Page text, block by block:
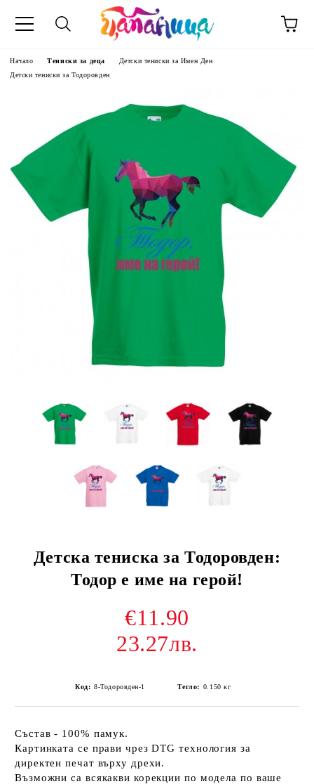
Начало Тениски за деца
Детски тениски за Имен Ден
Детски тениски за Тодоровден
Детска тениска за Тодоровден:
Тодор е име на герой!
€11.90
23.27лв.
Код: 8-Тодоровден-1 Тегло: 0.150 кг
Състав - 100% памук.
Картинката се прави чрез DTG технология за
директен печат върху дрехи.
Възможни са всякакви корекции по модела по ваше